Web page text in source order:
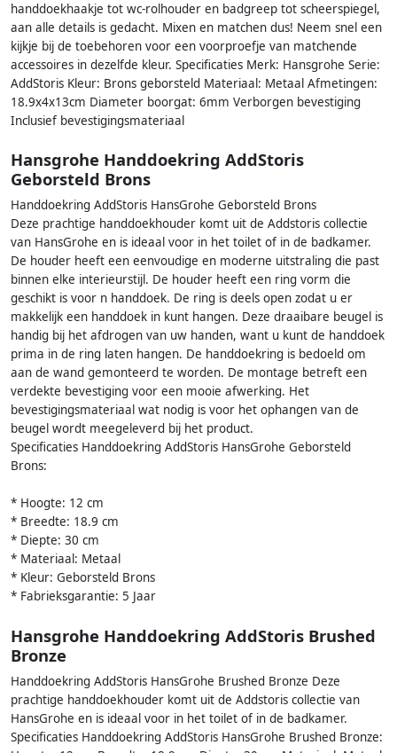
handdoekhaakje tot wc-rolhouder en badgreep tot scheerspiegel,
aan alle details is gedacht. Mixen en matchen dus! Neem snel een
kijkje bij de toebehoren voor een voorproefje van matchende
accessoires in dezelfde kleur. Specificaties Merk: Hansgrohe Serie:
AddStoris Kleur: Brons geborsteld Materiaal: Metaal Afmetingen:
18.9x4x13cm Diameter boorgat: 6mm Verborgen bevestiging
Inclusief bevestigingsmateriaal
Hansgrohe Handdoekring AddStoris
Geborsteld Brons
Handdoekring AddStoris HansGrohe Geborsteld Brons
Deze prachtige handdoekhouder komt uit de Addstoris collectie
van HansGrohe en is ideaal voor in het toilet of in de badkamer.
De houder heeft een eenvoudige en moderne uitstraling die past
binnen elke interieurstijl. De houder heeft een ring vorm die
geschikt is voor n handdoek. De ring is deels open zodat u er
makkelijk een handdoek in kunt hangen. Deze draaibare beugel is
handig bij het afdrogen van uw handen, want u kunt de handdoek
prima in de ring laten hangen. De handdoekring is bedoeld om
aan de wand gemonteerd te worden. De montage betreft een
verdekte bevestiging voor een mooie afwerking. Het
bevestigingsmateriaal wat nodig is voor het ophangen van de
beugel wordt meegeleverd bij het product.
Specificaties Handdoekring AddStoris HansGrohe Geborsteld
Brons:
* Hoogte: 12 cm
* Breedte: 18.9 cm
* Diepte: 30 cm
* Materiaal: Metaal
* Kleur: Geborsteld Brons
* Fabrieksgarantie: 5 Jaar
Hansgrohe Handdoekring AddStoris Brushed
Bronze
Handdoekring AddStoris HansGrohe Brushed Bronze Deze
prachtige handdoekhouder komt uit de Addstoris collectie van
HansGrohe en is ideaal voor in het toilet of in de badkamer.
Specificaties Handdoekring AddStoris HansGrohe Brushed Bronze: